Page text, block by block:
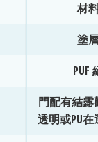
材料
塗
PUF
門配有結露
透明或PU在